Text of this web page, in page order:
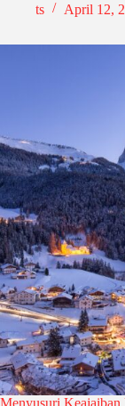
ts
April 12,